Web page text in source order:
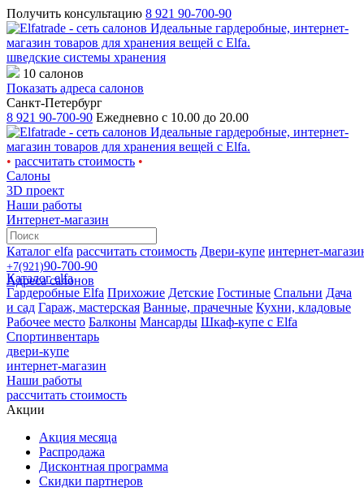
Получить консультацию 8 921 90-700-90
шведские системы хранения
10 салонов
Показать адреса салонов
Санкт-Петербург
8 921 90-700-90 Ежедневно с 10.00 до 20.00
• рассчитать стоимость •
Салоны
3D проект
Наши работы
Интернет-магазин
Каталог elfa рассчитать стоимость Двери-купе интернет-
+7(921)90-700-90
Адреса салонов
Каталог elfa
Гардеробные Elfa Прихожие Детские Гостиные Спальни Дача
и сад Гараж, мастерская Ванные, прачечные Кухни, кладовые
Рабочее место Балконы Мансарды Шкаф-купе с Elfa
Спортинвентарь
двери-купе
интернет-магазин
Наши работы
рассчитать стоимость
Акции
Акция месяца
Распродажа
Дисконтная программа
Скидки партнеров